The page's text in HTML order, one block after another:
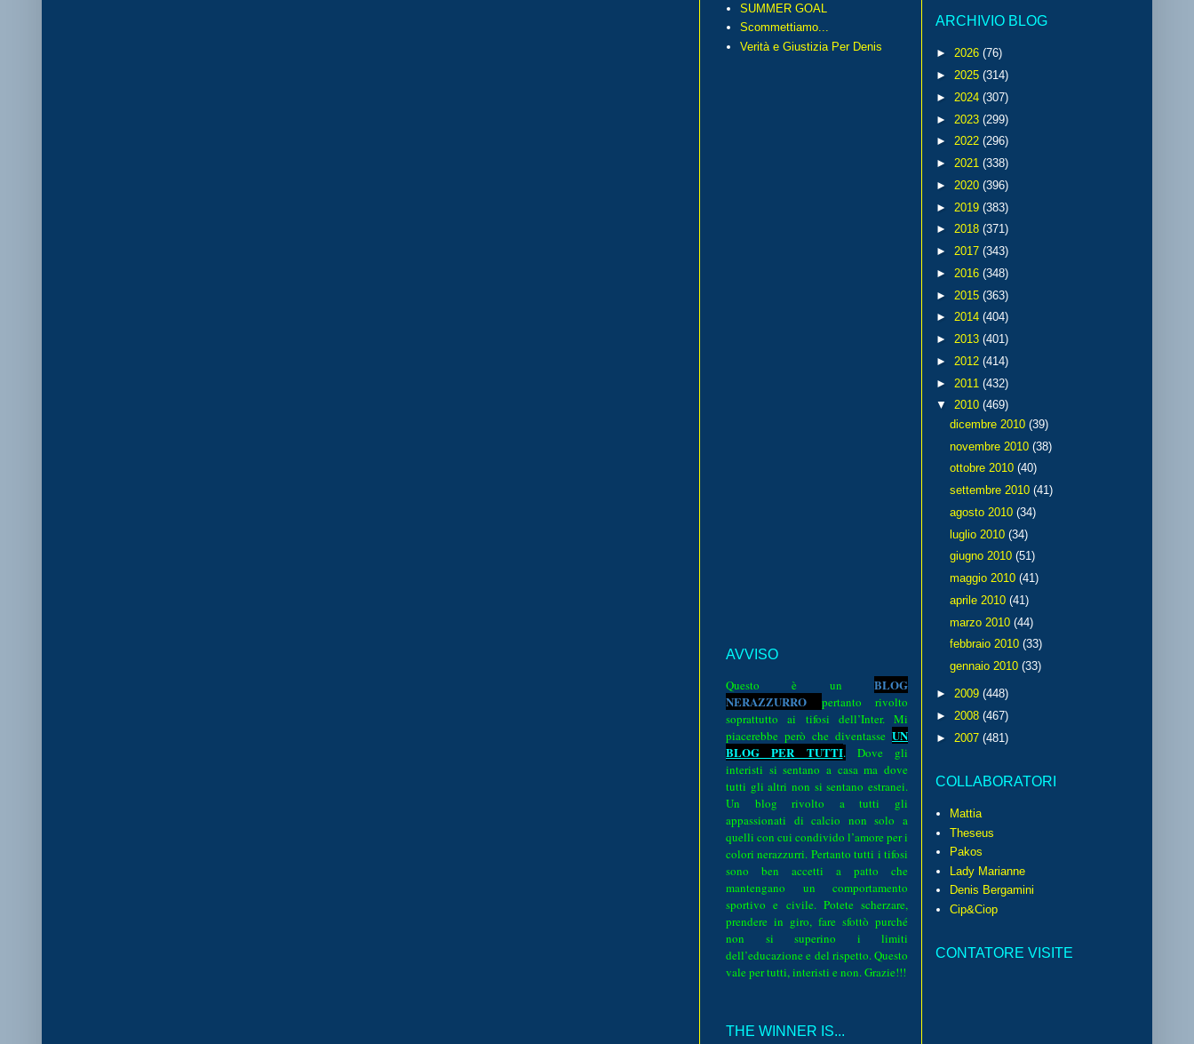
SUMMER GOAL
Scommettiamo...
Verità e Giustizia Per Denis
AVVISO
Questo è un BLOG
NERAZZURRO pertanto rivolto
soprattutto ai tifosi dell’Inter. Mi
piacerebbe però che diventasse UN
BLOG PER TUTTI.
Dove gli
interisti si sentano a casa ma dove
tutti gli altri non si sentano estranei.
Un blog rivolto a tutti gli
appassionati di calcio non solo a
quelli con cui condivido l’amore per i
colori nerazzurri. Pertanto tutti i tifosi
sono ben accetti a patto che
mantengano un comportamento
sportivo e civile. Potete scherzare,
prendere in giro, fare sfottò purché
non si superino i limiti
dell’educazione e del rispetto. Questo
vale per tutti, interisti e non. Grazie!!!
THE WINNER IS...
ARCHIVIO BLOG
► 2026 (76)
► 2025 (314)
► 2024 (307)
► 2023 (299)
► 2022 (296)
► 2021 (338)
► 2020 (396)
► 2019 (383)
► 2018 (371)
► 2017 (343)
► 2016 (348)
► 2015 (363)
► 2014 (404)
► 2013 (401)
► 2012 (414)
► 2011 (432)
▼ 2010 (469)
dicembre 2010 (39)
novembre 2010 (38)
ottobre 2010 (40)
settembre 2010 (41)
agosto 2010 (34)
luglio 2010 (34)
giugno 2010 (51)
maggio 2010 (41)
aprile 2010 (41)
marzo 2010 (44)
febbraio 2010 (33)
gennaio 2010 (33)
► 2009 (448)
► 2008 (467)
► 2007 (481)
COLLABORATORI
Mattia
Theseus
Pakos
Lady Marianne
Denis Bergamini
Cip&Ciop
CONTATORE VISITE